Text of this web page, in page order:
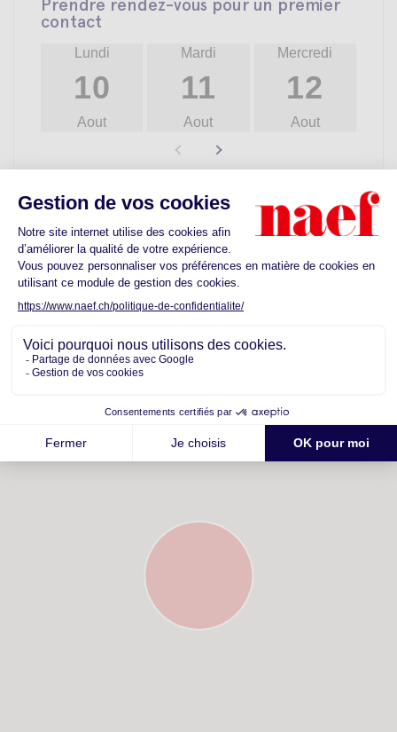
Prendre rendez-vous pour un premier
contact
Lundi
10
Aout
Mardi
11
Aout
Mercredi
12
Aout
Découvrez les commodités proches de
votre futur quartier
Ecoles